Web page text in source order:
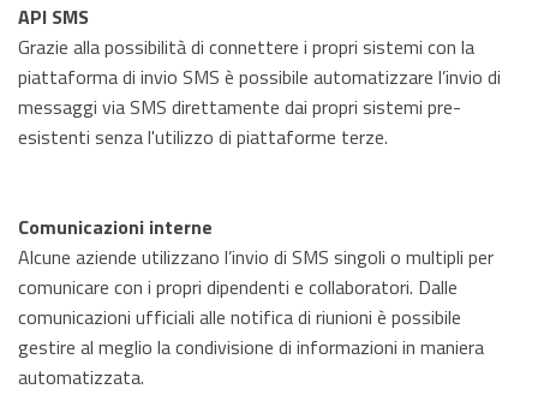
API SMS
Grazie alla possibilità di connettere i propri sistemi con la
piattaforma di invio SMS è possibile automatizzare l’invio di
messaggi via SMS direttamente dai propri sistemi pre-
esistenti senza l'utilizzo di piattaforme terze.
Comunicazioni interne
Alcune aziende utilizzano l’invio di SMS singoli o multipli per
comunicare con i propri dipendenti e collaboratori. Dalle
comunicazioni ufficiali alle notifica di riunioni è possibile
gestire al meglio la condivisione di informazioni in maniera
automatizzata.